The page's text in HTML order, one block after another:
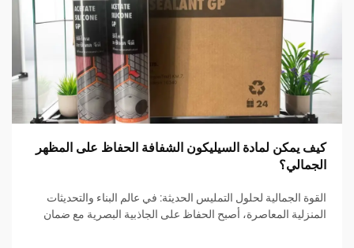
كيف يمكن لمادة السيليكون الشفافة الحفاظ على المظهر
الجمالي؟
القوة الجمالية لحلول التمليس الحديثة: في عالم البناء والتحديثات
المنزلية المعاصرة، أصبح الحفاظ على الجاذبية البصرية مع ضمان